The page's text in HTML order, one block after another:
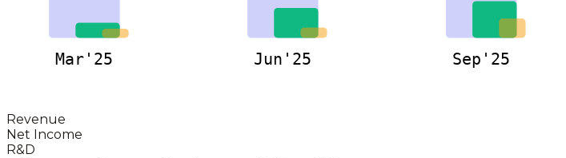
Mar'25 Jun'25 Sep'25
Revenue
Net Income
R&D